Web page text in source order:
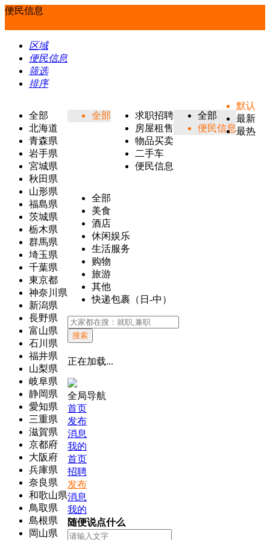
便民信息
区域
便民信息
筛选
排序
全部
北海道
青森県
岩手県
宮城県
秋田県
山形県
福島県
茨城県
栃木県
群馬県
埼玉県
千葉県
東京都
神奈川県
新潟県
長野県
富山県
石川県
福井県
山梨県
岐阜県
静岡県
愛知県
三重県
滋賀県
京都府
大阪府
兵庫県
奈良県
和歌山県
鳥取県
島根県
岡山県
全部
求职招聘
房屋租售
物品买卖
二手车
便民信息
全部
便民信息
全部
美食
酒店
休闲娱乐
生活服务
购物
旅游
其他
快递包裹（日-中）
默认
最新
最热
搜索
正在加载...
全局导航
首页
发布
消息
我的
首页
招聘
发布
消息
我的
随便说点什么